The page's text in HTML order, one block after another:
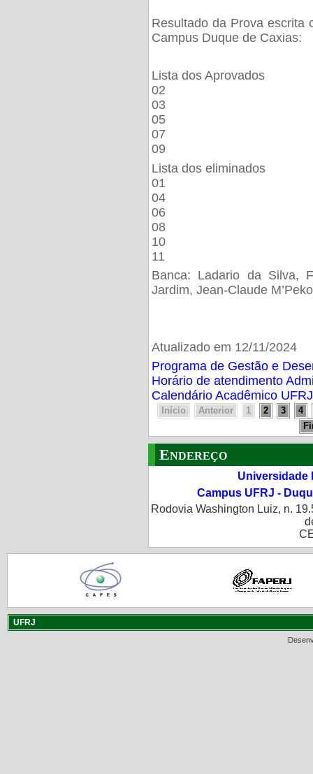
Resultado da Prova escrita
Campus Duque de Caxias:
Lista dos Aprovados
02
03
05
07
09
Lista dos eliminados
01
04
06
08
10
11
Banca: Ladario da Silva,
Jardim, Jean-Claude M’Peko
Atualizado em 12/11/2024
Programa de Gestão e
Horário de atendimento
Calendário Acadêmico
Início Anterior 1 2 3
4
Endereço
Universidade
Campus UFRJ -
Rodovia Washington Luiz, n.
UFRJ